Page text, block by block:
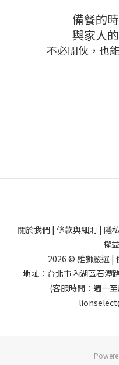
備餐的
與家人
不必開伙，也
關於我們 | 條款與細則 | 隱
權益
2026 © 雄獅嚴選 |
地址：台北市內湖區石潭
(客服時間：週一